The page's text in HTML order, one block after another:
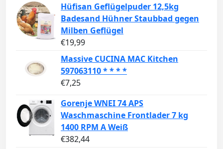
Hüfisan Geflügelpuder 12,5kg
Badesand Hühner Staubbad gegen
Milben Geflügel
€19,99
Massive CUCINA MAC Kitchen
597063110 * * * *
€7,25
Gorenje WNEI 74 APS
Waschmaschine Frontlader 7 kg
1400 RPM A Weiß
€382,44